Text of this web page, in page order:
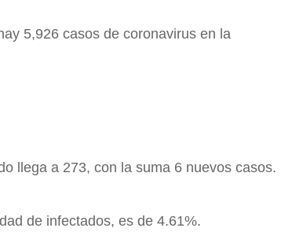
ay 5,926 casos de coronavirus en la
llega a 273, con la suma 6 nuevos casos.
de infectados, es de 4.61%.